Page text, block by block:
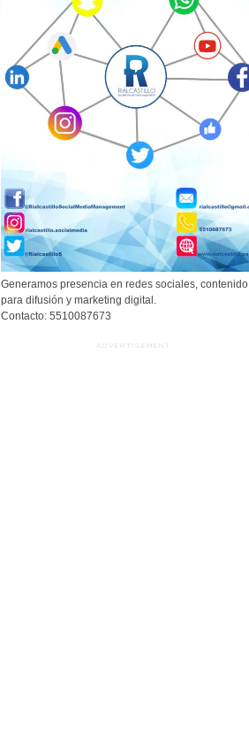
Generamos presencia en redes sociales, contenido
para difusión y marketing digital.
Contacto: 5510087673
ADVERTISEMENT